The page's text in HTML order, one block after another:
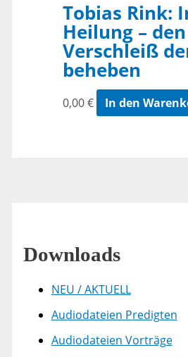
Tobias Rink:
Heilung – den
Verschleiß
beheben
0,00€ In den
Downloads
NEU / AKTUELL
Audiodateien Predigten
Audiodateien Vorträge